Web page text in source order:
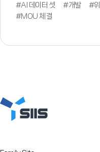
#AI 데이터 셋 #개발 #
#MOU 체결